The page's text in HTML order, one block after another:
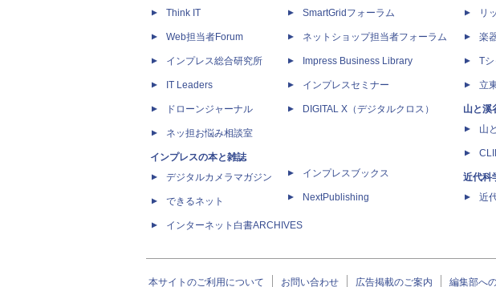
Think IT
Web担当者Forum
インプレス総合研究所
IT Leaders
ドローンジャーナル
ネッ担お悩み相談室
インプレスの本と雑誌
デジタルカメラマガジン
できるネット
インターネット白書ARCHIVES
SmartGridフォーラム
ネットショップ担当者フォーラム
Impress Business Library
インプレスセミナー
DIGITAL X（デジタルクロス）
インプレスブックス
NextPublishing
リ
楽
T
立
山と溪
山
近代科
近
本サイトのご利用について お問い合わせ 広告掲載のご案内 編集部へ